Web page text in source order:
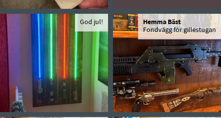
God jul!
Hemma Bäst
Fondvägg för gillestugan